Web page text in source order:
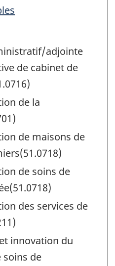
adjointe
de cabinet de
de la
de maisons de
de soins de
des services de
innovation du
soins de